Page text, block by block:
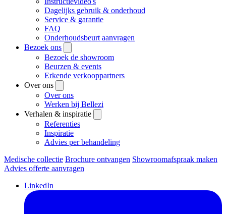
Dagelijks gebruik & onderhoud
Service & garantie
FAQ
Onderhoudsbeurt aanvragen
Bezoek ons
Bezoek de showroom
Beurzen & events
Erkende verkooppartners
Over ons
Over ons
Werken bij Bellezi
Verhalen & inspiratie
Referenties
Inspiratie
Advies per behandeling
Medische collectie Brochure ontvangen Showroomafspraak maken
Advies offerte aanvragen
LinkedIn